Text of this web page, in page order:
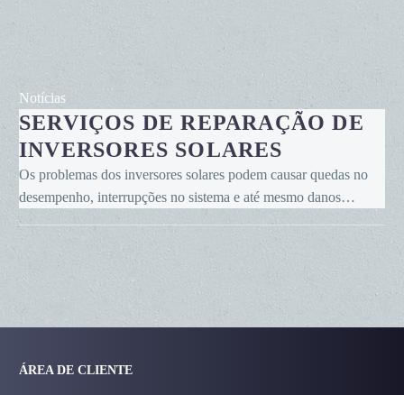
Serviços
de
reparação
inversores
solares
Notícias
SERVIÇOS DE REPARAÇÃO DE
INVERSORES SOLARES
Os problemas dos inversores solares podem causar quedas no
desempenho, interrupções no sistema e até mesmo danos…
ÁREA DE CLIENTE